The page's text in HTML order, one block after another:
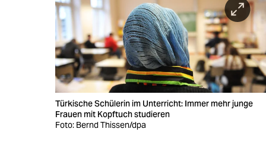
veranstaltungen
Türkische Schülerin im Unterricht: Immer mehr junge
Frauen mit Kopftuch studieren
Foto: Bernd Thissen/dpa